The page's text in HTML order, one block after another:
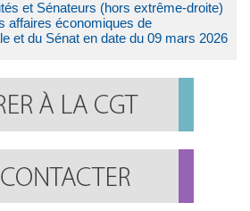
et Sénateurs (hors extrême-droite)
affaires économiques de
et du Sénat en date du 09 mars 2026